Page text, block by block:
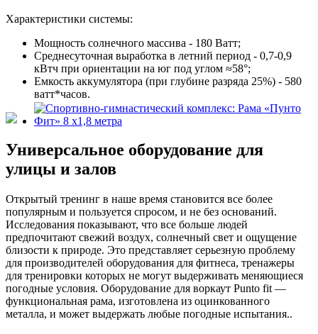
Характеристики системы:
Мощность солнечного массива - 180 Ватт;
Среднесуточная выработка в летний период - 0,7-0,9
кВтч при ориентации на юг под углом ≈58°;
Емкость аккумулятора (при глубине разряда 25%) - 580
ватт*часов.
Универсальное оборудование для
улицы и залов
Открытый тренинг в наше время становится все более
популярным и пользуется спросом, и не без оснований.
Исследования показывают, что все больше людей
предпочитают свежий воздух, солнечный свет и ощущение
близости к природе. Это представляет серьезную проблему
для производителей оборудования для фитнеса, тренажеры
для тренировки которых не могут выдерживать меняющиеся
погодные условия. Оборудование для воркаут Punto fit —
функциональная рама, изготовлена из оцинкованного
металла, и может выдержать любые погодные испытания..